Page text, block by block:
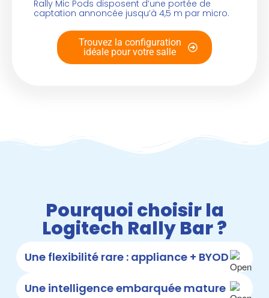
Rally Mic Pods disposent d’une portée de
captation annoncée jusqu’à 4,5 m par micro.
Trouvez la configuration
idéale pour votre salle
Pourquoi choisir la
Logitech Rally Bar ?
Une flexibilité rare : appliance + BYOD
Une intelligence embarquée mature